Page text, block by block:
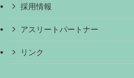
採用情報
アスリートパートナー
リンク